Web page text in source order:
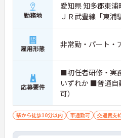
勤務地
愛知県 知多郡東
ＪＲ武豊線「東浦
雇用形態 非常勤・パート・
応募要件
■初任者研修・実
いずれか ■普通自
可）
駅から徒歩10分以内 車通勤可 交通費支